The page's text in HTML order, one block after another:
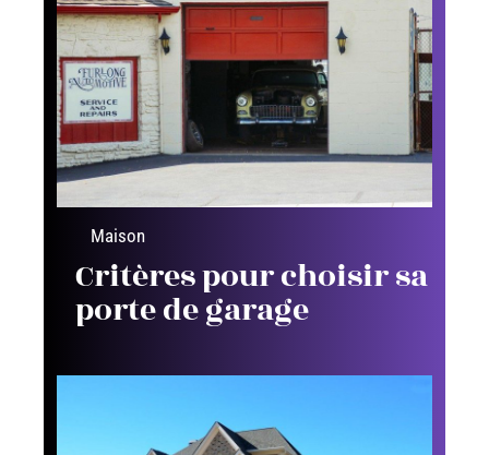
Maison
Critères pour choisir sa
porte de garage